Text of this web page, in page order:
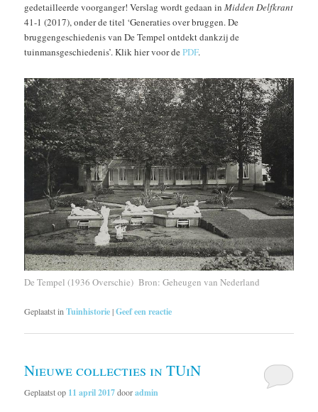
gedetailleerde voorganger! Verslag wordt gedaan inMidden Delfkrant
41-1 (2017), onder de titel ‘Generaties over bruggen. De
bruggengeschiedenis van De Tempel ontdekt dankzij de
tuinmansgeschiedenis’. Klik hier voor dePDF.
De Tempel (1936 Overschie) Bron: Geheugen van Nederland
Geplaatst in Tuinhistorie|Geef een reactie
Nieuwe collecties in TUiN
Geplaatst op 11 april 2017dooradmin